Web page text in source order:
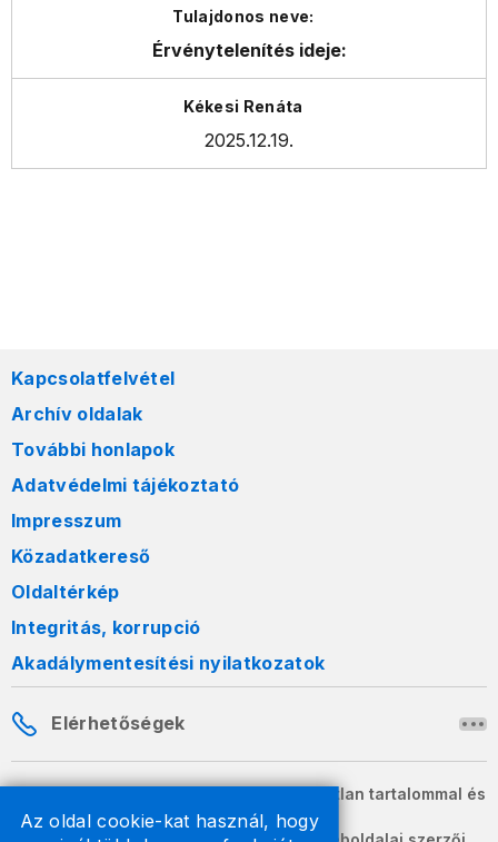
Az oldal cookie-kat használ, hogy
Érvénytelenítés ideje:
2025.12.19.
Kapcsolatfelvétel
Archív oldalak
További honlapok
Adatvédelmi tájékoztató
Impresszum
Közadatkereső
Oldaltérkép
Integritás, korrupció
Akadálymentesítési nyilatkozatok
Elérhetőségek
A honlapon szereplő információk változatlan tartalommal és
formában szabadon terjeszthetők.